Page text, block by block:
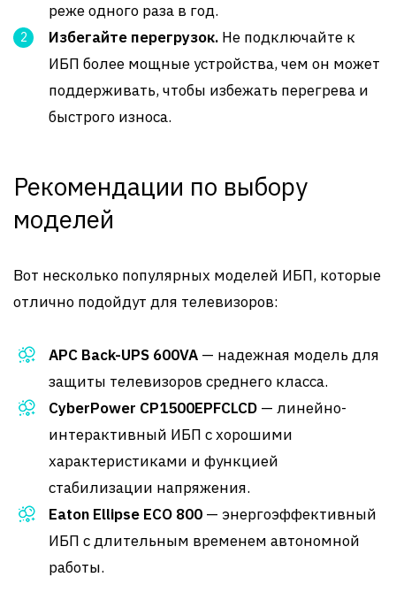
реже одного раза в год.
Избегайте перегрузок. Не подключайте к
ИБП более мощные устройства, чем он может
поддерживать, чтобы избежать перегрева и
быстрого износа.
Рекомендации по выбору
моделей
Вот несколько популярных моделей ИБП, которые
отлично подойдут для телевизоров:
APC Back-UPS 600VA — надежная модель для
защиты телевизоров среднего класса.
CyberPower CP1500EPFCLCD — линейно-
интерактивный ИБП с хорошими
характеристиками и функцией
стабилизации напряжения.
Eaton Ellipse ECO 800 — энергоэффективный
ИБП с длительным временем автономной
работы.